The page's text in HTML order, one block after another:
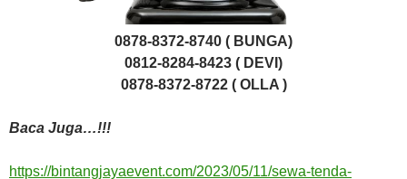
0878-8372-8740 ( BUNGA)
0812-8284-8423 ( DEVI)
0878-8372-8722 ( OLLA )
Baca Juga…!!!
https://bintangjayaevent.com/2023/05/11/sewa-tenda-